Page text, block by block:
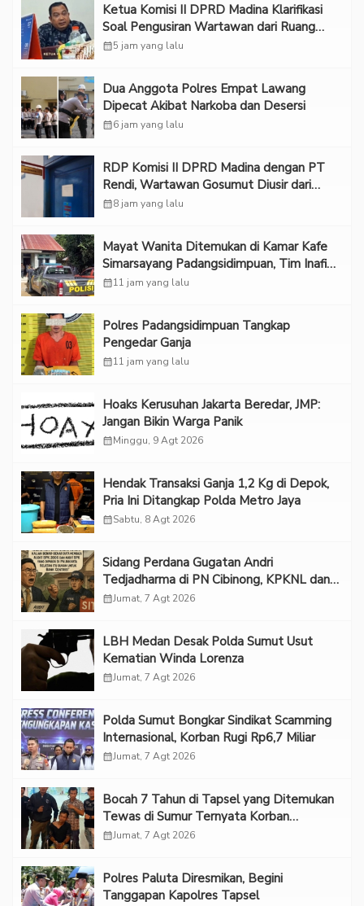
Ketua Komisi II DPRD Madina Klarifikasi
Soal Pengusiran Wartawan dari Ruang
RDP
calendar_month5 jam yang lalu
Dua Anggota Polres Empat Lawang
Dipecat Akibat Narkoba dan Desersi
calendar_month6 jam yang lalu
RDP Komisi II DPRD Madina dengan PT
Rendi, Wartawan Gosumut Diusir dari
Ruangan
calendar_month8 jam yang lalu
Mayat Wanita Ditemukan di Kamar Kafe
Simarsayang Padangsidimpuan, Tim Inafis
Diterjunkan
calendar_month11 jam yang lalu
Polres Padangsidimpuan Tangkap
Pengedar Ganja
calendar_month11 jam yang lalu
Hoaks Kerusuhan Jakarta Beredar, JMP:
Jangan Bikin Warga Panik
calendar_monthMinggu, 9 Agt 2026
Hendak Transaksi Ganja 1,2 Kg di Depok,
Pria Ini Ditangkap Polda Metro Jaya
calendar_monthSabtu, 8 Agt 2026
Sidang Perdana Gugatan Andri
Tedjadharma di PN Cibinong, KPKNL dan
PUPN Mangkir
calendar_monthJumat, 7 Agt 2026
LBH Medan Desak Polda Sumut Usut
Kematian Winda Lorenza
calendar_monthJumat, 7 Agt 2026
Polda Sumut Bongkar Sindikat Scamming
Internasional, Korban Rugi Rp6,7 Miliar
calendar_monthJumat, 7 Agt 2026
Bocah 7 Tahun di Tapsel yang Ditemukan
Tewas di Sumur Ternyata Korban
Kekerasan Seksual
calendar_monthJumat, 7 Agt 2026
Polres Paluta Diresmikan, Begini
Tanggapan Kapolres Tapsel